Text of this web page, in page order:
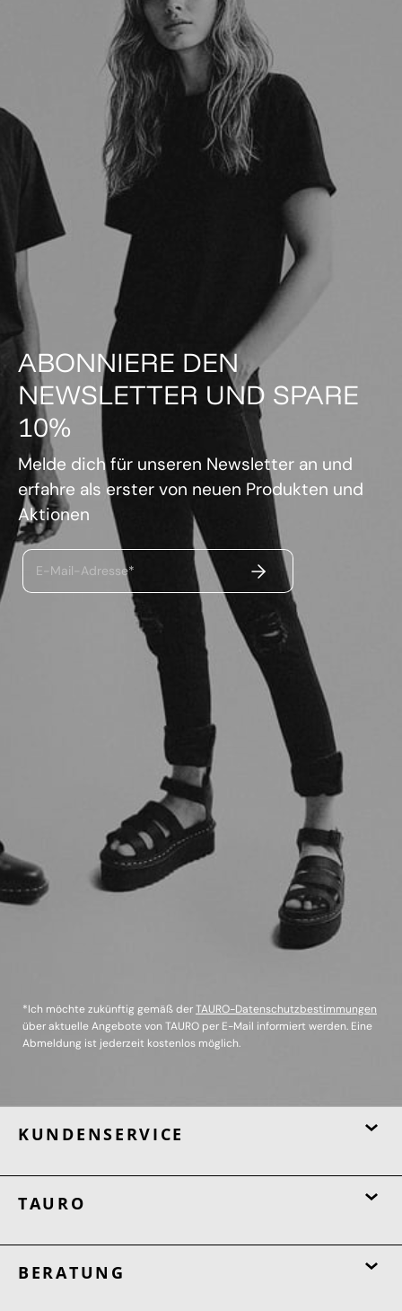
ABONNIERE DEN
NEWSLETTER UND SPARE
10%
Melde dich für unseren Newsletter an und
erfahre als erster von neuen Produkten und
Aktionen
E-Mail-Adresse* ABSENDEN
*Ich möchte zukünftig gemäß derTAURO-Datenschutzbestimmungen
über aktuelle Angebote von TAURO per E-Mail informiert werden. Eine
Abmeldung ist jederzeit kostenlos möglich.
KUNDENSERVICE
TAURO
BERATUNG